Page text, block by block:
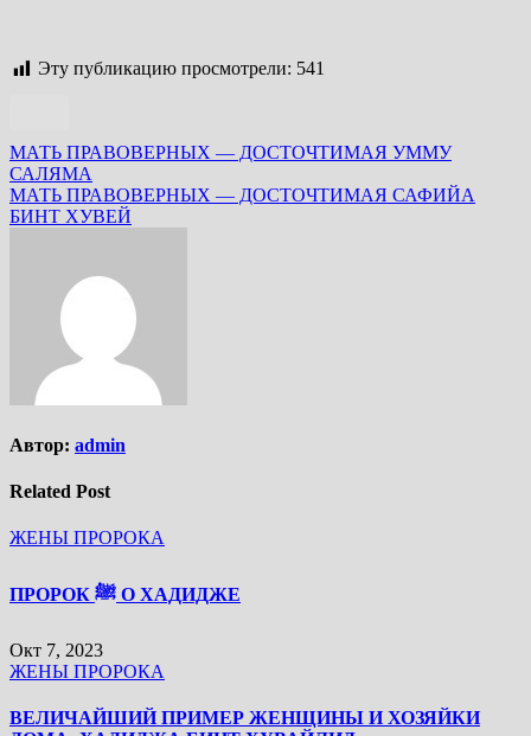
Эту публикацию просмотрели: 541
Навигация
по
записям
МАТЬ ПРАВОВЕРНЫХ — ДОСТОЧТИМАЯ УММУ
САЛЯМА
МАТЬ ПРАВОВЕРНЫХ — ДОСТОЧТИМАЯ САФИЙА
БИНТ ХУВЕЙ
Автор: admin
Related Post
ЖЕНЫ ПРОРОКА
ПРОРОК ﷺ О ХАДИДЖЕ
Окт 7, 2023
ЖЕНЫ ПРОРОКА
ВЕЛИЧАЙШИЙ ПРИМЕР ЖЕНЩИНЫ И ХОЗЯЙКИ